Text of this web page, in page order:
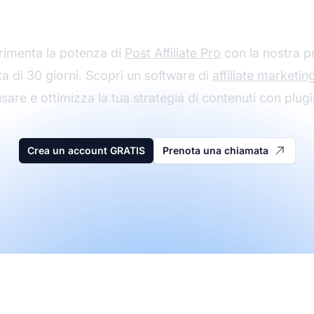
la potenza di Post Affiliate Pro con la nostra
di 30 giorni. Scopri un software di affiliate
e ottimizza la tua strategia di contenuti con
Crea un account GRATIS Prenota una chiamata